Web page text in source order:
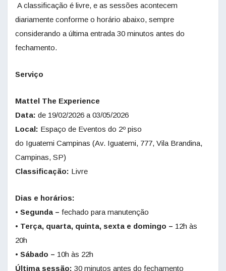
A classificação é livre, e as sessões acontecem
diariamente conforme o horário abaixo, sempre
considerando a última entrada 30 minutos antes do
fechamento.
Serviço
Mattel The Experience
Data: de 19/02/2026 a 03/05/2026
Local: Espaço de Eventos do 2º piso
do Iguatemi Campinas (Av. Iguatemi, 777, Vila Brandina,
Campinas, SP)
Classificação: Livre
Dias e horários:
• Segunda – fechado para manutenção
• Terça, quarta, quinta, sexta e domingo – 12h às
20h
• Sábado – 10h às 22h
Última sessão: 30 minutos antes do fechamento